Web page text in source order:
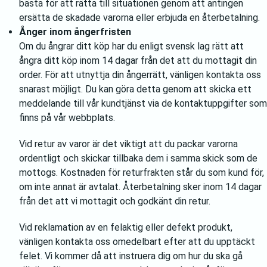
bästa för att rätta till situationen genom att antingen
ersätta de skadade varorna eller erbjuda en återbetalning.
Ånger inom ångerfristen
Om du ångrar ditt köp har du enligt svensk lag rätt att
ångra ditt köp inom 14 dagar från det att du mottagit din
order. För att utnyttja din ångerrätt, vänligen kontakta oss
snarast möjligt. Du kan göra detta genom att skicka ett
meddelande till vår kundtjänst via de kontaktuppgifter som
finns på vår webbplats.
Vid retur av varor är det viktigt att du packar varorna
ordentligt och skickar tillbaka dem i samma skick som de
mottogs. Kostnaden för returfrakten står du som kund för,
om inte annat är avtalat. Återbetalning sker inom 14 dagar
från det att vi mottagit och godkänt din retur.
Vid reklamation av en felaktig eller defekt produkt,
vänligen kontakta oss omedelbart efter att du upptäckt
felet. Vi kommer då att instruera dig om hur du ska gå